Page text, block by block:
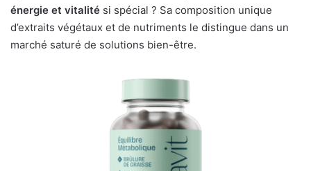
énergie et vitalité si spécial ? Sa composition unique
d’extraits végétaux et de nutriments le distingue dans un
marché saturé de solutions bien-être.